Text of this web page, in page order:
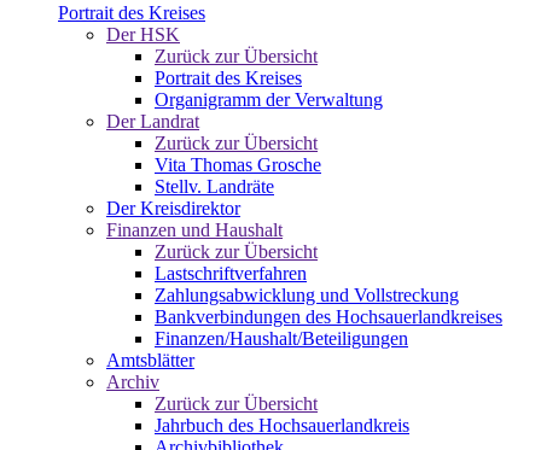
Portrait des Kreises
Der HSK
Zurück zur Übersicht
Portrait des Kreises
Organigramm der Verwaltung
Der Landrat
Zurück zur Übersicht
Vita Thomas Grosche
Stellv. Landräte
Der Kreisdirektor
Finanzen und Haushalt
Zurück zur Übersicht
Lastschriftverfahren
Zahlungsabwicklung und Vollstreckung
Bankverbindungen des Hochsauerlandkreises
Finanzen/Haushalt/Beteiligungen
Amtsblätter
Archiv
Zurück zur Übersicht
Jahrbuch des Hochsauerlandkreis